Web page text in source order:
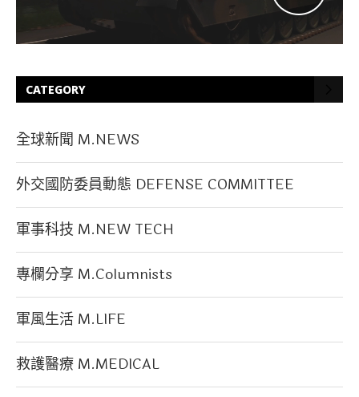
CATEGORY
全球新聞 M.NEWS
外交國防委員動態 DEFENSE COMMITTEE
軍事科技 M.NEW TECH
專欄分享 M.Columnists
軍風生活 M.LIFE
救護醫療 M.MEDICAL